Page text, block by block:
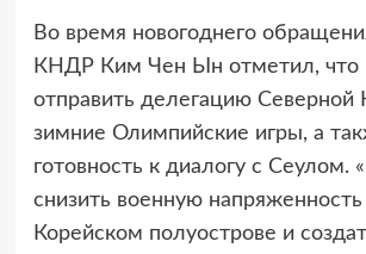
Во время новогоднего
КНДР Ким Чен Ын отметил, что
отправить делегацию Северной
зимние Олимпийские игры, а
готовность к диалогу с
снизить военную напряженность
Корейском полуострове и